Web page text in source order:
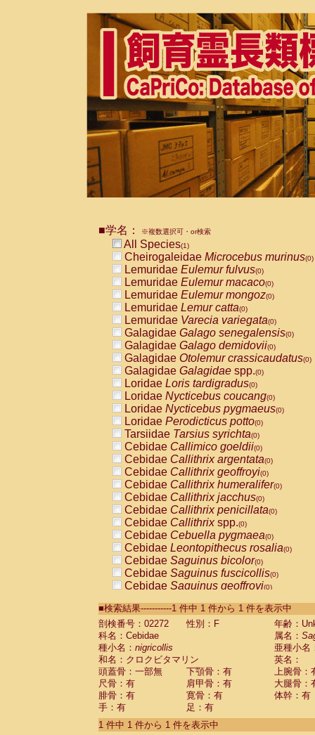
■学名： ※複数選択可・or検索
All Species(1)
Cheirogaleidae Microcebus murinus(0)
Lemuridae Eulemur fulvus(0)
Lemuridae Eulemur macaco(0)
Lemuridae Eulemur mongoz(0)
Lemuridae Lemur catta(0)
Lemuridae Varecia variegata(0)
Galagidae Galago senegalensis(0)
Galagidae Galago demidovii(0)
Galagidae Otolemur crassicaudatus(0)
Galagidae Galagidae spp.(0)
Loridae Loris tardigradus(0)
Loridae Nycticebus coucang(0)
Loridae Nycticebus pygmaeus(0)
Loridae Perodicticus potto(0)
Tarsiidae Tarsius syrichta(0)
Cebidae Callimico goeldii(0)
Cebidae Callithrix argentata(0)
Cebidae Callithrix geoffroyi(0)
Cebidae Callithrix humeralifer(0)
Cebidae Callithrix jacchus(0)
Cebidae Callithrix penicillata(0)
Cebidae Callithrixspp.(0)
Cebidae Cebuella pygmaea(0)
Cebidae Leontopithecus rosalia(0)
Cebidae Saguinus bicolor(0)
Cebidae Saguinus fuscicollis(0)
Cebidae Saguinus geoffroyi(0)
CebidaeSaguinus labiatus(0)
Cebidae Saguinus leucopus (0)
Cebidae
CebidaeSaguinus mystax
CebidaeSaguinus nigricollis (1)
Cebidae Saguinus oedipus
Cebidae Saguinus weddelli
Cebidae Saguinusspp.
Cebidae Aotus trivirgatus
Cebidae Cebus albifrons
■検索結果-----------1 件中 1 件から 1 件を表示中
剖検番号：02272
性別：F
年齢：
科名：Cebidae
属名：
種小名： nigricollis
亜種小名
和名：クロクビタマリン
英名：
頭蓋骨：一部無
下顎骨：有
上腕骨：
尺骨：有
肩甲骨：有
大腿骨：
腓骨：有
寛骨：有
体幹：有
手：有
足：有
1 件中 1 件から 1 件を表示中